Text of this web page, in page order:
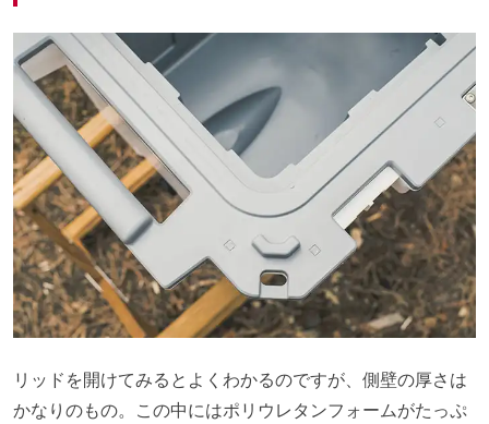
リッドを開けてみるとよくわかるのですが、側壁の厚さは
かなりのもの。この中にはポリウレタンフォームがたっぷ